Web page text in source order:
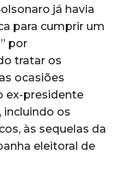
já havia
para cumprir um
por
tratar os
ocasiões
ex-presidente
incluindo os
às sequelas da
eleitoral de